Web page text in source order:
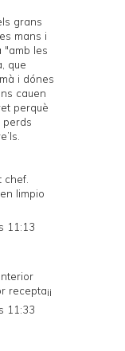
grans
mans i
"amb les
que
i dónes
cauen
perquè
perds
chef.
limpio
11:13
recepta¡¡
11:33